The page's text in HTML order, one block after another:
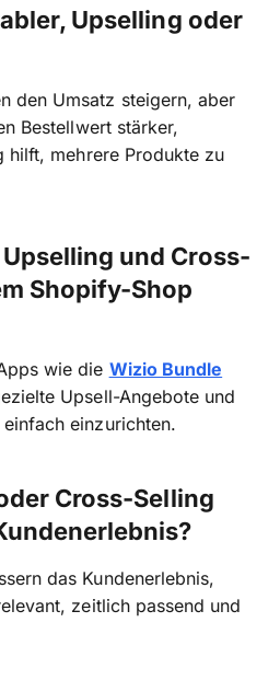
Upselling oder
den Umsatz steigern, aber
Bestellwert stärker,
hilft, mehrere Produkte zu
und Cross-
Shopify-Shop
wie die Wizio Bundle
Upsell-Angebote und
einzurichten.
Cross-Selling
das Kundenerlebnis,
zeitlich passend und